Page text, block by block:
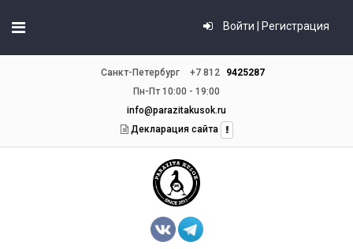
Войти | Регистрация
Санкт-Петербург +7 812
9425287
Пн-Пт 10:00 - 19:00
info@parazitakusok.ru
Декларация сайта